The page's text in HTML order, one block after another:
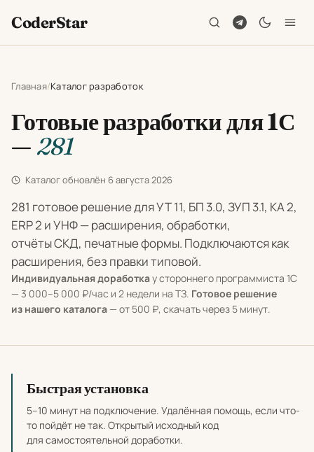
CoderStar
Главная Каталог разработок
Готовые разработки для 1С
— 281
Каталог обновлён 6 августа 2026
281 готовое решение для УТ 11, БП 3.0, ЗУП 3.1, КА 2,
ERP 2 и УНФ — расширения, обработки,
отчёты СКД, печатные формы. Подключаются как
расширения, без правки типовой.
Индивидуальная доработкау стороннего программиста 1С
— 3 000–5 000 ₽/час и 2 недели на ТЗ. Готовое решение
из нашего каталога — от 500 ₽, скачать через 5 минут.
Почему выбирать наши разработки
Быстрая установка
5–10 минут на подключение. Удалённая помощь, если что-
то пойдёт не так. Открытый исходный код
для самостоятельной доработки.